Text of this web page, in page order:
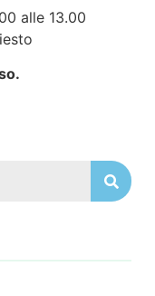
alle 13.00